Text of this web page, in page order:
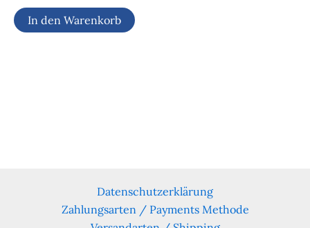
In den Warenkorb
Datenschutzerklärung
Zahlungsarten / Payments Methode